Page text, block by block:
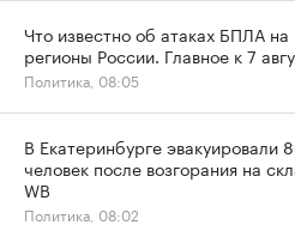
Что известно об атаках БПЛА на
регионы России. Главное к 7
Политика, 08:05
В Екатеринбурге эвакуировали
человек после возгорания на
WB
Политика, 08:02